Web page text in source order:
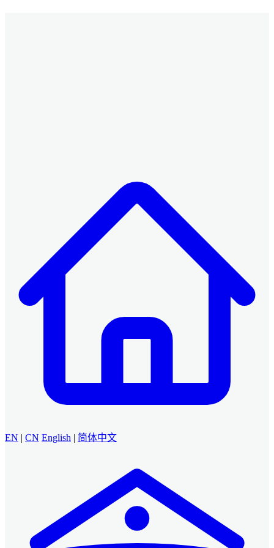
EN | CN English | 简体中文